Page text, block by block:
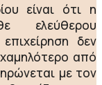
είναι ότι η
ελεύθερου
δεν
από
με τον